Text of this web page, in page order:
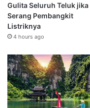
Gulita Seluruh Teluk jika
Serang Pembangkit
Listriknya
4 hours ago